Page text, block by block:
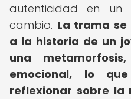
autenticidad en un
cambio. La trama se
a la historia de un
una
emocional, lo
reflexionar sobre la